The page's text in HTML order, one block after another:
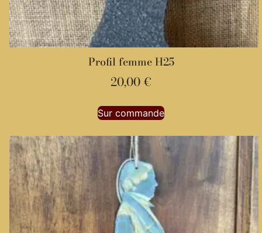
Profil femme H25
20,00€
Sur commande